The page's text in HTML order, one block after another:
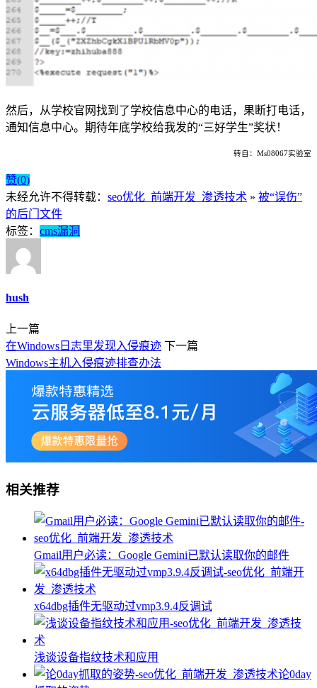
然后，从学校官网找到了学校信息中心的电话，果断打电话，
通知信息中心。期待年底学校给我发的“三好学生”奖状！
转自：Ms08067实验室
赞(0)
未经允许不得转载： seo优化_前端开发_渗透技术 » 被“误伤”
的后门文件
标签： cms漏洞
hush
上一篇
在Windows日志里发现入侵痕迹 下一篇
Windows主机入侵痕迹排查办法
相关推荐
Gmail用户必读：Google Gemini已默认读取你的邮件
x64dbg插件无驱动过vmp3.9.4反调试
浅谈设备指纹技术和应用
论0day